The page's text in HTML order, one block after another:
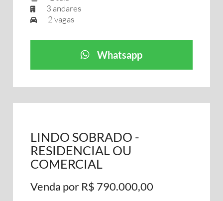
3 andares
2 vagas
Whatsapp
LINDO SOBRADO -
RESIDENCIAL OU
COMERCIAL
Venda por R$ 790.000,00